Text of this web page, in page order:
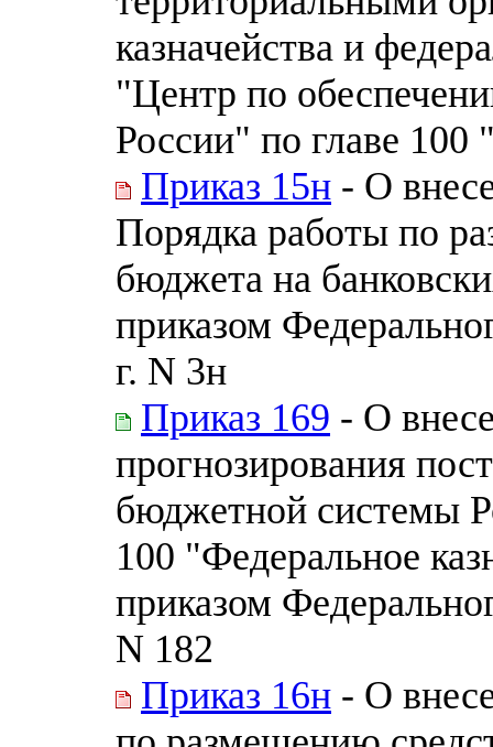
казначейства и
"Центр по
России" по главе 100
Приказ 15н - О
Порядка работы по
бюджета на
приказом
г. N 3н
Приказ 169 - О
прогнозирования
бюджетной системы
100 "Федеральное
приказом
N 182
Приказ 16н - О